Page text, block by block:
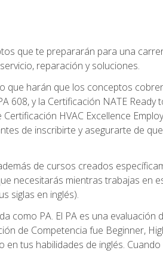
que te prepararán para una
reparación y soluciones.
que harán que los conceptos
608, y la Certificación NATE Ready
HVAC Excellence
de inscribirte y asegurarte de
de cursos creados
necesitarás mientras trabajas en
siglas en inglés).
como PA. El PA es una evaluación
de Competencia fue Beginner,
tus habilidades de inglés. Cuando